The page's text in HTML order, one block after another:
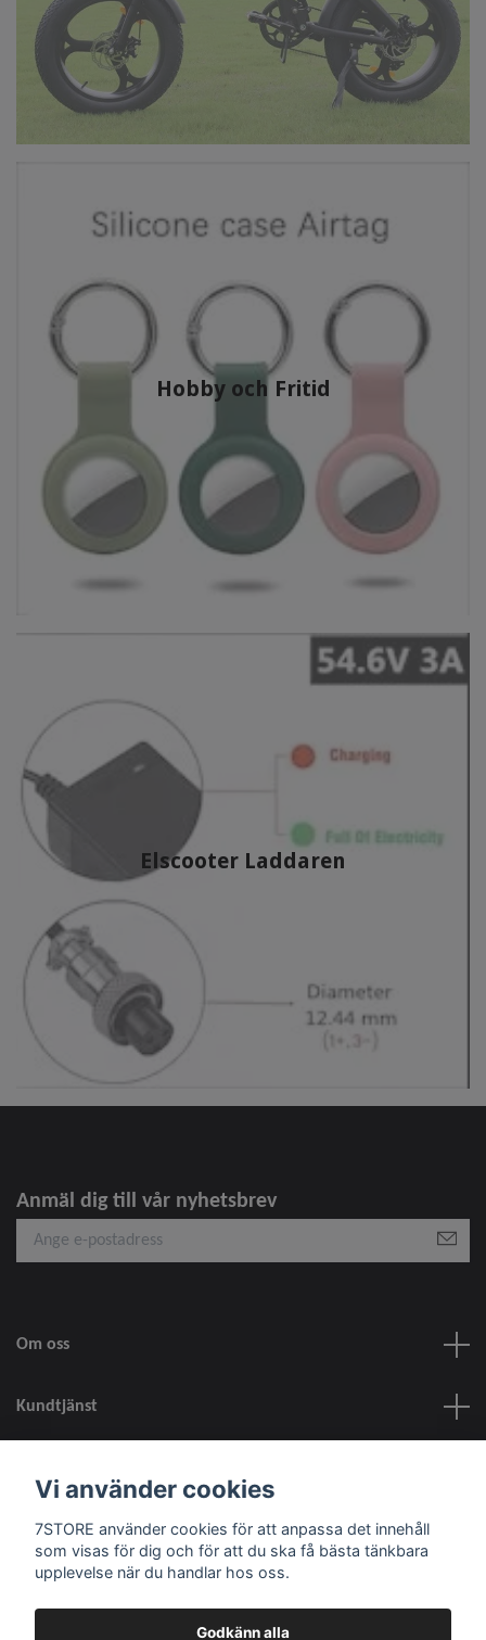
Hobby och Fritid
Elscooter Laddaren
Anmäl dig till vår nyhetsbrev
Om oss
Kundtjänst
Sociala medier
Vi använder cookies
7STORE använder cookies för att anpassa det innehåll
som visas för dig och för att du ska få bästa tänkbara
upplevelse när du handlar hos oss.
Godkänn alla